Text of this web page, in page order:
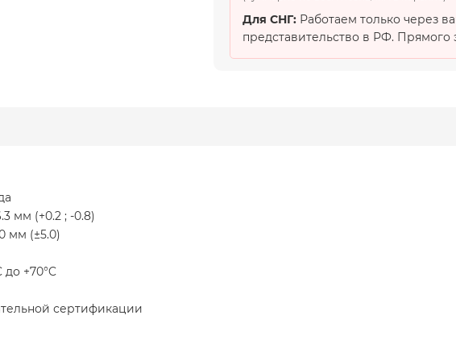
Для СНГ: Работаем только через
представительство в РФ. Прямого
мм (+0.2 ; -0.8)
мм (±5.0)
+70°C
сертификации